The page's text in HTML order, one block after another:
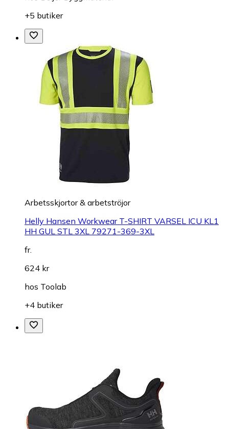
+5 butiker
Arbetsskjortor & arbetströjor
Helly Hansen Workwear T-SHIRT VARSEL ICU KL1
HH GUL STL 3XL 79271-369-3XL
fr.
624 kr
hos Toolab
+4 butiker